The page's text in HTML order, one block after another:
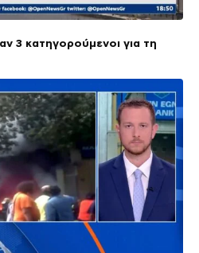
3 κατηγορούμενοι για τη